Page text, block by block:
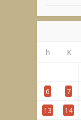
h K
6
7
13
14